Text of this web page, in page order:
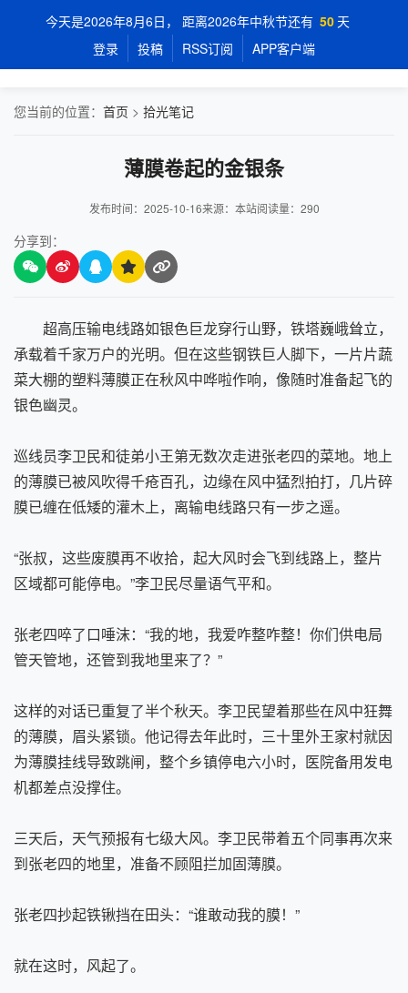
今天是2026年8月6日， 距离2026年中秋节还有 50 天
登录
投稿 RSS订阅 APP客户端
您当前的位置： 首页 > 拾光笔记
薄膜卷起的金银条
发布时间：2025-10-16来源：本站阅读量： 290
分享到：
超高压输电线路如银色巨龙穿行山野，铁塔巍峨耸立，
承载着千家万户的光明。但在这些钢铁巨人脚下，一片片蔬
菜大棚的塑料薄膜正在秋风中哗啦作响，像随时准备起飞的
银色幽灵。
巡线员李卫民和徒弟小王第无数次走进张老四的菜地。地上
的薄膜已被风吹得千疮百孔，边缘在风中猛烈拍打，几片碎
膜已缠在低矮的灌木上，离输电线路只有一步之遥。
“张叔，这些废膜再不收拾，起大风时会飞到线路上，整片
区域都可能停电。”李卫民尽量语气平和。
张老四啐了口唾沫：“我的地，我爱咋整咋整！你们供电局
管天管地，还管到我地里来了？”
这样的对话已重复了半个秋天。李卫民望着那些在风中狂舞
的薄膜，眉头紧锁。他记得去年此时，三十里外王家村就因
为薄膜挂线导致跳闸，整个乡镇停电六小时，医院备用发电
机都差点没撑住。
三天后，天气预报有七级大风。李卫民带着五个同事再次来
到张老四的地里，准备不顾阻拦加固薄膜。
张老四抄起铁锹挡在田头：“谁敢动我的膜！”
就在这时，风起了。